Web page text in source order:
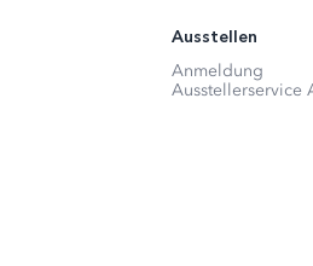
Ausstellen
Anmeldung
Ausstellerservice